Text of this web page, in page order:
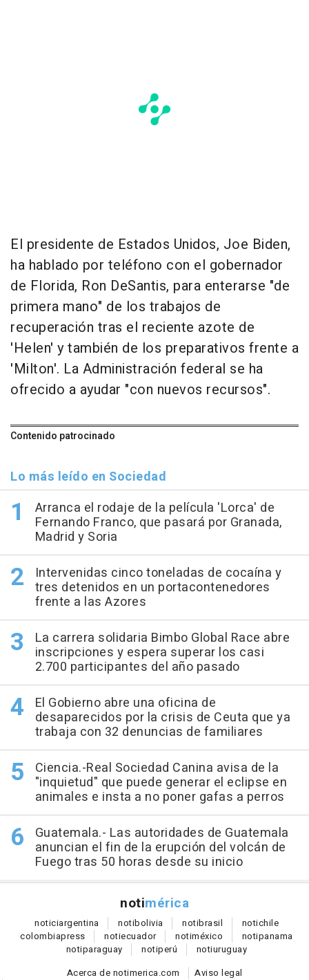
El presidente de Estados Unidos, Joe Biden,
ha hablado por teléfono con el gobernador
de Florida, Ron DeSantis, para enterarse "de
primera mano" de los trabajos de
recuperación tras el reciente azote de
'Helen' y también de los preparativos frente a
'Milton'. La Administración federal se ha
ofrecido a ayudar "con nuevos recursos".
Contenido patrocinado
Lo más leído en Sociedad
Arranca el rodaje de la película 'Lorca' de
Fernando Franco, que pasará por Granada,
Madrid y Soria
Intervenidas cinco toneladas de cocaína y
tres detenidos en un portacontenedores
frente a las Azores
La carrera solidaria Bimbo Global Race abre
inscripciones y espera superar los casi
2.700 participantes del año pasado
El Gobierno abre una oficina de
desaparecidos por la crisis de Ceuta que ya
trabaja con 32 denuncias de familiares
Ciencia.-Real Sociedad Canina avisa de la
"inquietud" que puede generar el eclipse en
animales e insta a no poner gafas a perros
Guatemala.- Las autoridades de Guatemala
anuncian el fin de la erupción del volcán de
Fuego tras 50 horas desde su inicio
notimérica
noticiargentina notibolivia notibrasil notichile
colombiapress notiecuador notiméxico notipanama
notiparaguay notiperú notiuruguay
Acerca de notimerica.com
Aviso legal